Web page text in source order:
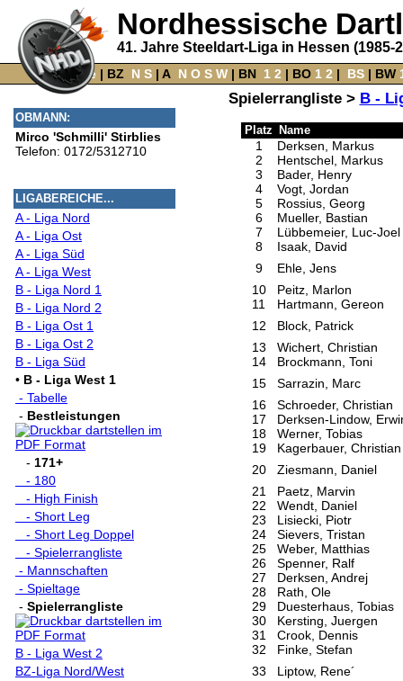
Nordhessische
41. Jahre Steeldart-Liga in Hessen (1985-
Home‌ | BZ N S‌ | A‌ N O S W‌ | BN‌ 1 2 | BO‌ 1 2 | BS| BW‌
Spielerrangliste > B -
OBMANN:
Mirco 'Schmilli' Stirblies
Telefon: 0172/5312710
LIGABEREICHE...
A - Liga Nord
A - Liga Ost
A - Liga Süd
A - Liga West
B - Liga Nord 1
B - Liga Nord 2
B - Liga Ost 1
B - Liga Ost 2
B - Liga Süd
• B - Liga West 1
- Tabelle
- Bestleistungen
- 171+
- 180
- High Finish
- Short Leg
- Short Leg Doppel
- Spielerrangliste
- Mannschaften
- Spieltage
- Spielerrangliste
B - Liga West 2
BZ-Liga Nord/West
Platz Name
1
Derksen, Markus
2
Hentschel, Markus
3
Bader, Henry
4
Vogt, Jordan
5
Rossius, Georg
6
Mueller, Bastian
7
Lübbemeier, Luc-Joel
8
Isaak, David
9
Ehle, Jens
10
Peitz, Marlon
11
Hartmann, Gereon
12
Block, Patrick
13
Wichert, Christian
14
Brockmann, Toni
15
Sarrazin, Marc
16
Schroeder, Christian
17
Derksen-Lindow,
18
Werner, Tobias
19
Kagerbauer, Christian
20
Ziesmann, Daniel
21
Paetz, Marvin
22
Wendt, Daniel
23
Lisiecki, Piotr
24
Sievers, Tristan
25
Weber, Matthias
26
Spenner, Ralf
27
Derksen, Andrej
28
Rath, Ole
29
Duesterhaus, Tobias
30
Kersting, Juergen
31
Crook, Dennis
32
Finke, Stefan
33
Liptow, Rene´